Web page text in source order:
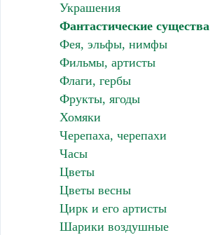
Украшения
Фантастические существа
Фея, эльфы, нимфы
Фильмы, артисты
Флаги, гербы
Фрукты, ягоды
Хомяки
Черепаха, черепахи
Часы
Цветы
Цветы весны
Цирк и его артисты
Шарики воздушные